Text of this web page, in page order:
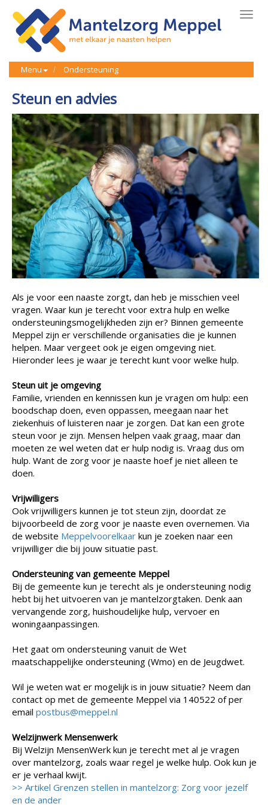
Menu Ondersteuning
Steun en advies
Als je voor een naaste zorgt, dan heb je misschien veel
vragen. Waar kun je terecht voor extra hulp en welke
ondersteuningsmogelijkheden zijn er? Binnen gemeente
Meppel zijn er verschillende organisaties die je kunnen
helpen. Maar vergeet ook je eigen omgeving niet.
Hieronder lees je waar je terecht kunt voor welke hulp.
Steun uit je omgeving
Familie, vrienden en kennissen kun je vragen om hulp: een
boodschap doen, even oppassen, meegaan naar het
ziekenhuis of luisteren naar je zorgen. Dat kan een grote
steun voor je zijn. Mensen helpen vaak graag, maar dan
moeten ze wel weten dat er hulp nodig is. Vraag dus om
hulp. Want de zorg voor je naaste hoef je niet alleen te
doen.
Vrijwilligers
Ook vrijwilligers kunnen je tot steun zijn, doordat ze
bijvoorbeeld de zorg voor je naaste even overnemen. Via
de website Meppelvoorelkaar kun je zoeken naar een
vrijwilliger die bij jouw situatie past.
Ondersteuning van gemeente Meppel
Bij de gemeente kun je terecht als je ondersteuning nodig
hebt bij het uitvoeren van je mantelzorgtaken. Denk aan
vervangende zorg, huishoudelijke hulp, vervoer en
woningaanpassingen.
Het gaat om ondersteuning vanuit de Wet
maatschappelijke ondersteuning (Wmo) en de Jeugdwet.
Wil je weten wat er mogelijk is in jouw situatie? Neem dan
contact op met de gemeente Meppel via 140522 of per
email postbus@meppel.nl
Welzijnwerk Mensenwerk
Bij Welzijn MensenWerk kun je terecht met al je vragen
over mantelzorg, zoals waar regel je welke hulp. Ook kun je
er je verhaal kwijt.
>> Artikel Grenzen stellen in mantelzorg: Zorg voor jezelf
en de ander